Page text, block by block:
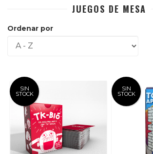
JUEGOS DE MESA
Ordenar por
SIN
STOCK
SIN
STOCK